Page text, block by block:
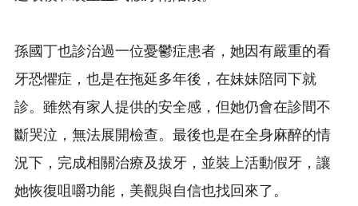
孫國丁也診治過一位憂鬱症患者，她因有嚴重的看
牙恐懼症，也是在拖延多年後，在妹妹陪同下就
診。雖然有家人提供的安全感，但她仍會在診間不
斷哭泣，無法展開檢查。最後也是在全身麻醉的情
況下，完成相關治療及拔牙，並裝上活動假牙，讓
她恢復咀嚼功能，美觀與自信也找回來了。